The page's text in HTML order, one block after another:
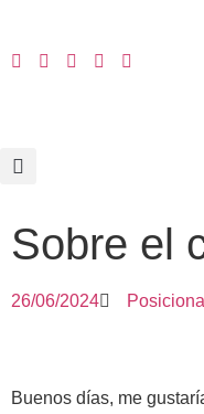
Sobre el
26/06/2024
Buenos días, me